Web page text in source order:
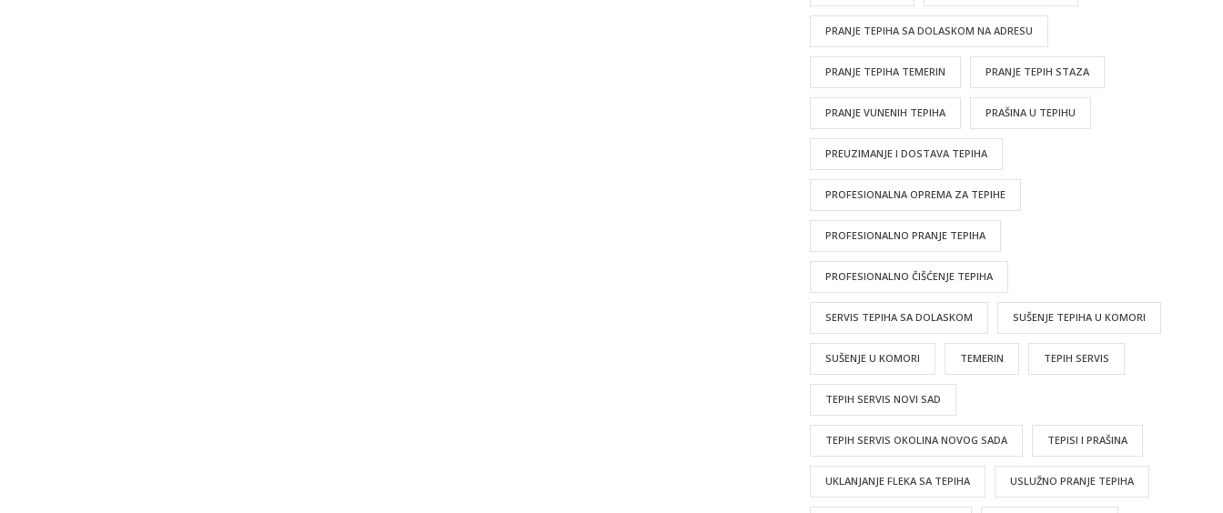
PRANJE TEPIHA SA DOLASKOM NA ADRESU
PRANJE TEPIHA TEMERIN PRANJE TEPIH STAZA
PRANJE VUNENIH TEPIHA PRAŠINA U TEPIHU
PREUZIMANJE I DOSTAVA TEPIHA
PROFESIONALNA OPREMA ZA TEPIHE
PROFESIONALNO PRANJE TEPIHA
PROFESIONALNO ČIŠĆENJE TEPIHA
SERVIS TEPIHA SA DOLASKOM SUŠENJE TEPIHA U KOMORI
SUŠENJE U KOMORI TEMERIN TEPIH SERVIS
TEPIH SERVIS NOVI SAD
TEPIH SERVIS OKOLINA NOVOG SADA TEPISI I PRAŠINA
UKLANJANJE FLEKA SA TEPIHA USLUŽNO PRANJE TEPIHA